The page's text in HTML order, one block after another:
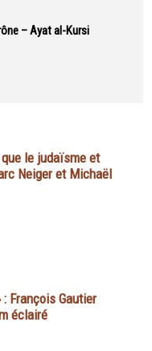
– Ayat al-Kursi
le judaïsme et
Neiger et Michaël
François Gautier
éclairé